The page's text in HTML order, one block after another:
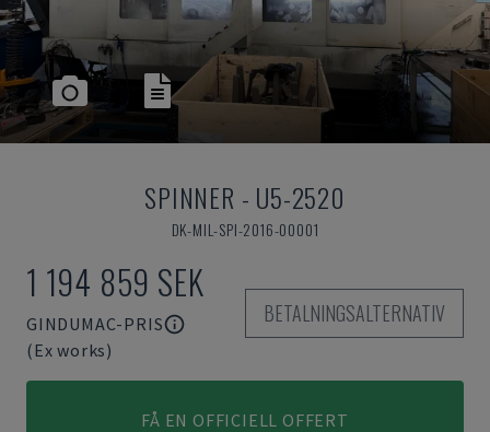
SPINNER - U5-2520
DK-MIL-SPI-2016-00001
1 194 859 SEK
GINDUMAC-PRIS
(Ex works)
BETALNINGSALTERNATIV
FÅ EN OFFICIELL OFFERT